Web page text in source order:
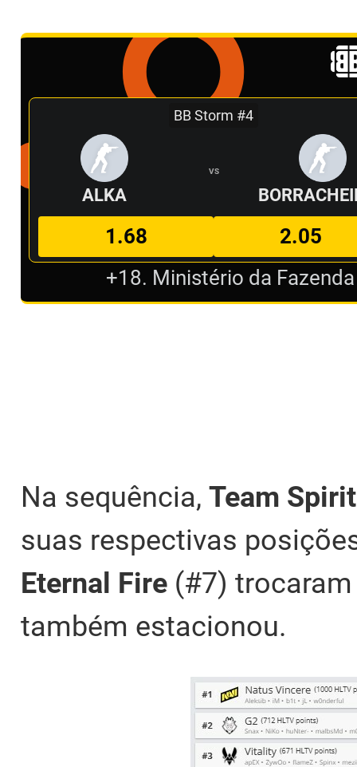
BB Storm #4
ALKA
VS
1.68
2.05
+18. Ministério da
Na sequência, Team Spirit
suas respectivas
Eternal Fire (#7)
também estacionou.